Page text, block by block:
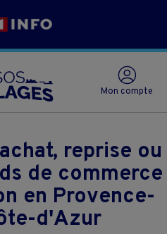
Mon compte
reprise ou
de commerce
en Provence-
d'Azur